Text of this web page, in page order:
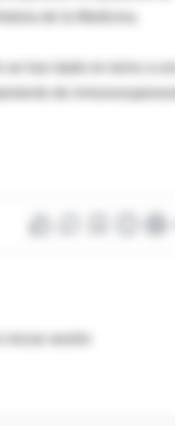
han dado en torno a una
de
sesión